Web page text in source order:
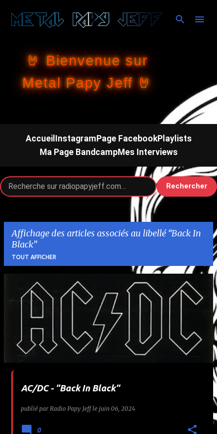
Accéder au contenu principal
🤘 Bienvenue sur
Metal Papy Jeff 🤘
Accueil InstagramPage FacebookPlaylists
Ma Page BandcampMes Interviews
Rechercher
Affichage des articles associés au libellé Back In
Black
TOUT AFFICHER
c
AC/DC - "Back In Black"
publié par Radio Papy Jeff le juin 06, 2024
0